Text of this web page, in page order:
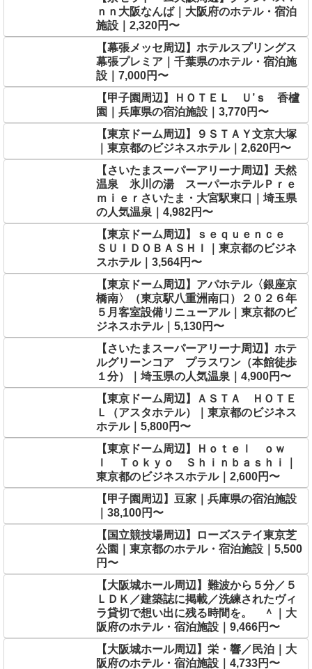
ｎｎ大阪なんば｜大阪府のホテル・宿泊
施設｜2,320円〜
【幕張メッセ周辺】ホテルスプリングス
幕張プレミア｜千葉県のホテル・宿泊施
設｜7,000円〜
【甲子園周辺】ＨＯＴＥＬ Ｕ’ｓ 香櫨
園｜兵庫県の宿泊施設｜3,770円〜
【東京ドーム周辺】９ＳＴＡＹ文京大塚
｜東京都のビジネスホテル｜2,620円〜
【さいたまスーパーアリーナ周辺】天然
温泉 氷川の湯 スーパーホテルＰｒｅ
ｍｉｅｒさいたま・大宮駅東口｜埼玉県
の人気温泉｜4,982円〜
【東京ドーム周辺】ｓｅｑｕｅｎｃｅ
ＳＵＩＤＯＢＡＳＨＩ｜東京都のビジネ
スホテル｜3,564円〜
【東京ドーム周辺】アパホテル〈銀座京
橋南〉（東京駅八重洲南口）２０２６年
５月客室設備リニューアル｜東京都のビ
ジネスホテル｜5,130円〜
【さいたまスーパーアリーナ周辺】ホテ
ルグリーンコア プラスワン（本館徒歩
１分）｜埼玉県の人気温泉｜4,900円〜
【東京ドーム周辺】ＡＳＴＡ ＨＯＴＥ
Ｌ（アスタホテル）｜東京都のビジネス
ホテル｜5,800円〜
【東京ドーム周辺】Ｈｏｔｅｌ ｏｗ
ｌ Ｔｏｋｙｏ Ｓｈｉｎｂａｓｈｉ｜
東京都のビジネスホテル｜2,600円〜
【甲子園周辺】豆家｜兵庫県の宿泊施設
｜38,100円〜
【国立競技場周辺】ローズステイ東京芝
公園｜東京都のホテル・宿泊施設｜5,500
円〜
【大阪城ホール周辺】難波から５分／５
ＬＤＫ／建築誌に掲載／洗練されたヴィ
ラ貸切で想い出に残る時間を。 ＾｜大
阪府のホテル・宿泊施設｜9,466円〜
【大阪城ホール周辺】栄・響／民泊｜大
阪府のホテル・宿泊施設｜4,733円〜